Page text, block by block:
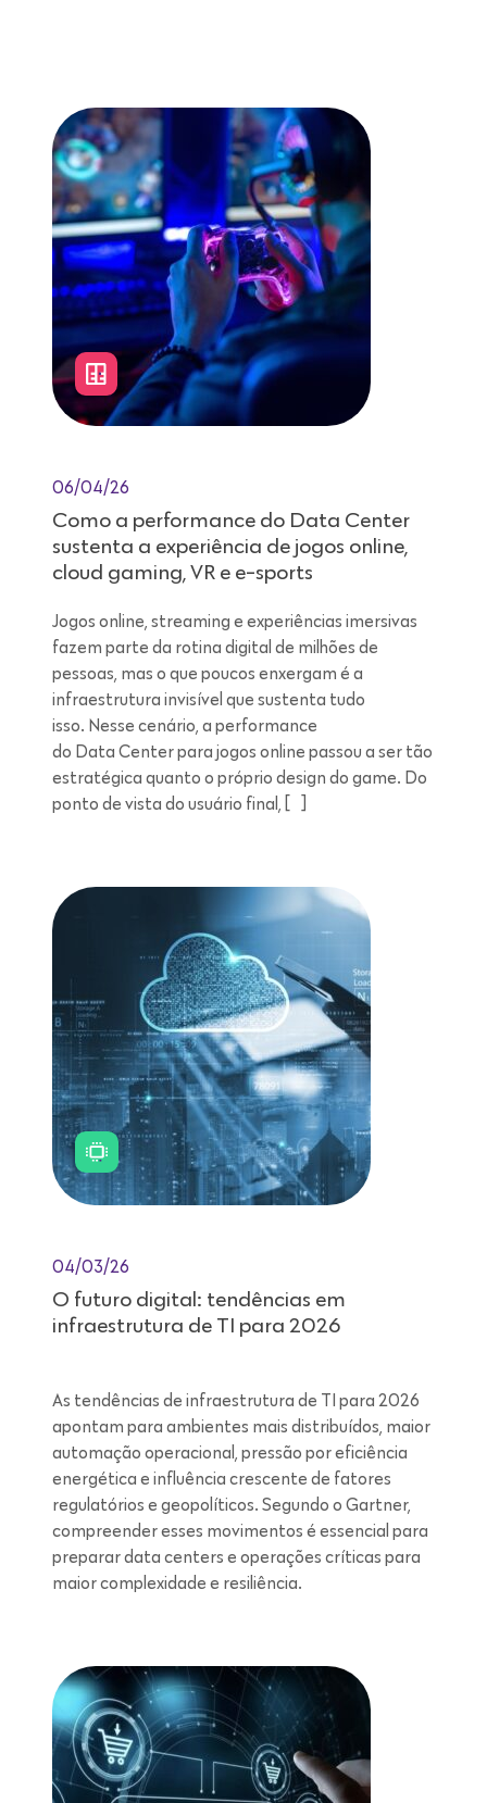
06/04/26
Como a performance do Data Center
sustenta a experiência de jogos online,
cloud gaming, VR e e-sports
Jogos online, streaming e experiências imersivas
fazem parte da rotina digital de milhões de
pessoas, mas o que poucos enxergam é a
infraestrutura invisível que sustenta tudo
isso. Nesse cenário, a performance
do Data Center para jogos online passou a ser tão
estratégica quanto o próprio design do game. Do
ponto de vista do usuário final, […]
04/03/26
O futuro digital: tendências em
infraestrutura de TI para 2026
As tendências de infraestrutura de TI para 2026
apontam para ambientes mais distribuídos, maior
automação operacional, pressão por eficiência
energética e influência crescente de fatores
regulatórios e geopolíticos. Segundo o Gartner,
compreender esses movimentos é essencial para
preparar data centers e operações críticas para
maior complexidade e resiliência.